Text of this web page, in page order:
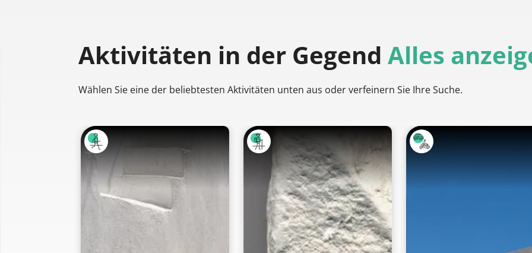
Aktivitäten in der Gegend Alles
Wählen Sie eine der beliebtesten Aktivitäten unten aus oder verfeinern Sie Ihre Suche.